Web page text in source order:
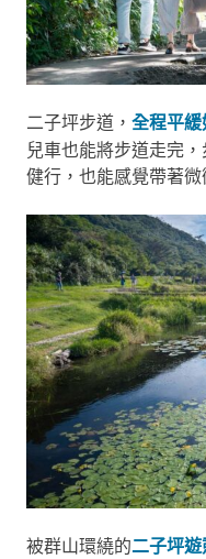
二子坪步道， 全程平緩
兒車也能將步道走完
健行，也能感覺帶著微
被群山環繞的二子坪